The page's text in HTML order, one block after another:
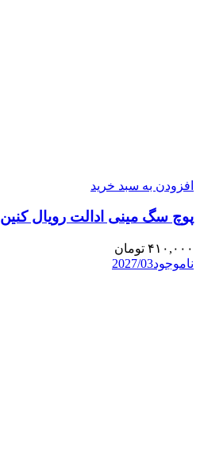
افزودن به سبد خرید
پوچ سگ مینی ادالت رویال کنین
۴۱۰,۰۰۰ تومان
ناموجود2027/03